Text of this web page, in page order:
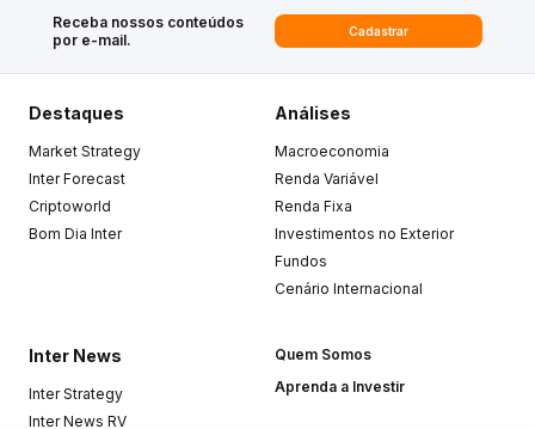
Receba nossos conteúdos
por e-mail.
Cadastrar
Destaques
Market Strategy
Inter Forecast
Criptoworld
Bom Dia Inter
Análises
Macroeconomia
Renda Variável
Renda Fixa
Investimentos no Exterior
Fundos
Cenário Internacional
Inter News
Inter Strategy
Inter News RV
Quem Somos
Aprenda a Investir